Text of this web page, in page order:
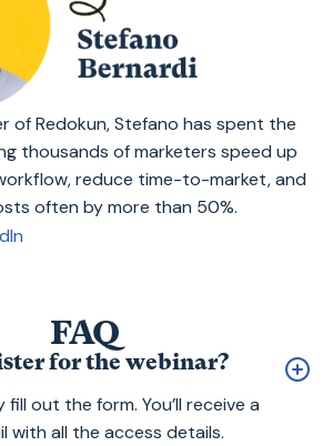
of Redokun, Stefano has spent the
thousands of marketers speed up
reduce time-to-market, and
often by more than 50%.
FAQ
for the webinar?
fill out the form. You’ll receive a
with all the access details.